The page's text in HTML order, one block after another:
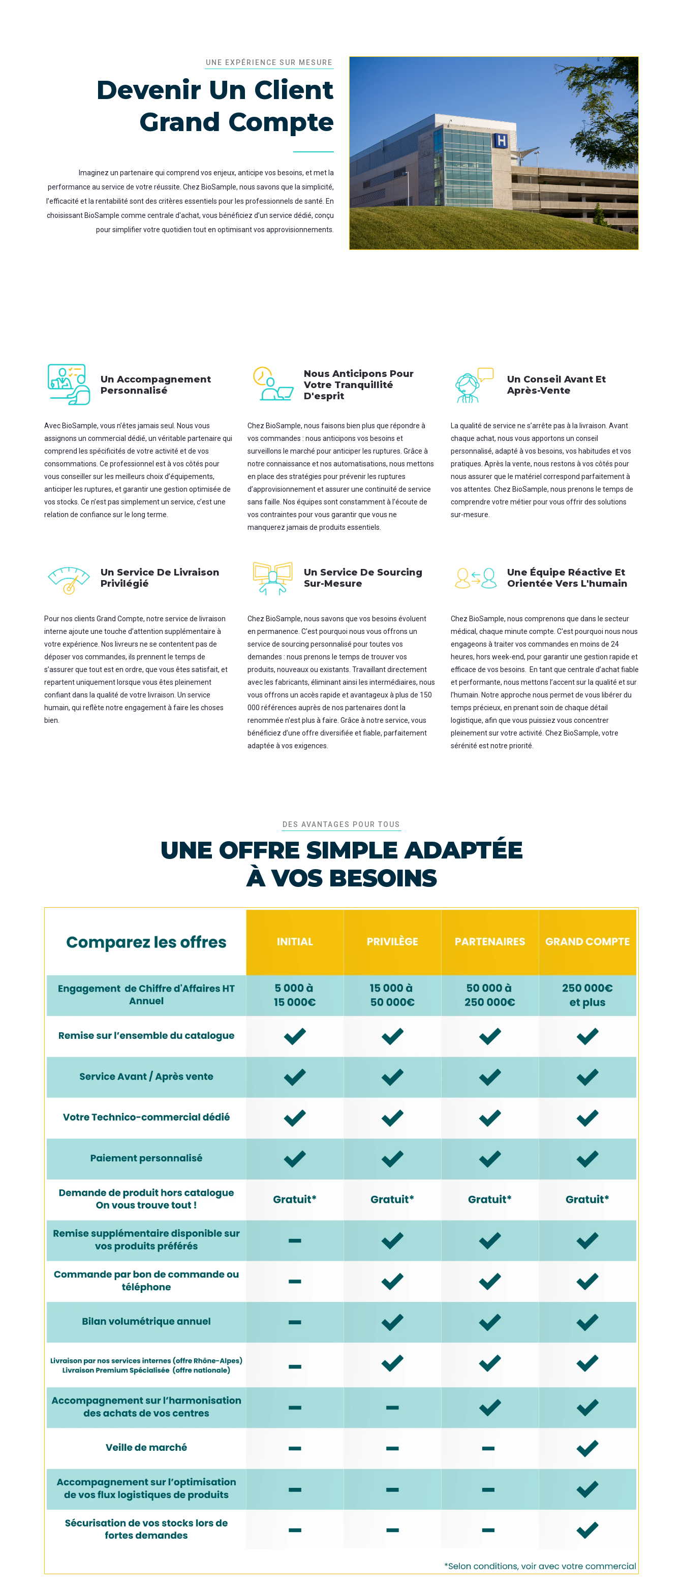
UNE EXPÉRIENCE SUR MESURE
Devenir Un Client
Grand Compte
Imaginez un partenaire qui comprend vos enjeux, anticipe vos besoins, et met la
performance au service de votre réussite. Chez BioSample, nous savons que la simplicité,
l’efficacité et la rentabilité sont des critères essentiels pour les professionnels de santé. En
choisissant BioSample comme centrale d'achat, vous bénéficiez d’un service dédié, conçu
pour simplifier votre quotidien tout en optimisant vos approvisionnements.
Un Accompagnement
Personnalisé
Avec BioSample, vous n’êtes jamais seul. Nous vous
assignons un commercial dédié, un véritable partenaire qui
comprend les spécificités de votre activité et de vos
consommations. Ce professionnel est à vos côtés pour
vous conseiller sur les meilleurs choix d’équipements,
anticiper les ruptures, et garantir une gestion optimisée de
vos stocks. Ce n’est pas simplement un service, c’est une
relation de confiance sur le long terme.
Nous Anticipons Pour
Votre Tranquillité
D'esprit
Chez BioSample, nous faisons bien plus que répondre à
vos commandes : nous anticipons vos besoins et
surveillons le marché pour anticiper les ruptures. Grâce à
notre connaissance et nos automatisations, nous mettons
en place des stratégies pour prévenir les ruptures
d’approvisionnement et assurer une continuité de service
sans faille. Nos équipes sont constamment à l’écoute de
vos contraintes pour vous garantir que vous ne
manquerez jamais de produits essentiels.
Un Conseil Avant Et
Après-Vente
La qualité de service ne s’arrête pas à la livraison. Avant
chaque achat, nous vous apportons un conseil
personnalisé, adapté à vos besoins, vos habitudes et vos
pratiques. Après la vente, nous restons à vos côtés pour
nous assurer que le matériel correspond parfaitement à
vos attentes. Chez BioSample, nous prenons le temps de
comprendre votre métier pour vous offrir des solutions
sur-mesure.
Un Service De Livraison
Privilégié
Pour nos clients Grand Compte, notre service de livraison
interne ajoute une touche d’attention supplémentaire à
votre expérience. Nos livreurs ne se contentent pas de
déposer vos commandes, ils prennent le temps de
s’assurer que tout est en ordre, que vous êtes satisfait, et
repartent uniquement lorsque vous êtes pleinement
confiant dans la qualité de votre livraison. Un service
humain, qui reflète notre engagement à faire les choses
bien.
Un Service De Sourcing
Sur-Mesure
Chez BioSample, nous savons que vos besoins évoluent
en permanence. C'est pourquoi nous vous offrons un
service de sourcing personnalisé pour toutes vos
demandes : nous prenons le temps de trouver vos
produits, nouveaux ou existants. Travaillant directement
avec les fabricants, éliminant ainsi les intermédiaires, nous
vous offrons un accès rapide et avantageux à plus de 150
000 références auprès de nos partenaires dont la
renommée n'est plus à faire. Grâce à notre service, vous
bénéficiez d’une offre diversifiée et fiable, parfaitement
adaptée à vos exigences.
Une Équipe Réactive Et
Orientée Vers L'humain
Chez BioSample, nous comprenons que dans le secteur
médical, chaque minute compte. C'est pourquoi nous nous
engageons à traiter vos commandes en moins de 24
heures, hors week-end, pour garantir une gestion rapide et
efficace de vos besoins. En tant que centrale d’achat fiable
et performante, nous mettons l’accent sur la qualité et sur
l'humain. Notre approche nous permet de vous libérer du
temps précieux, en prenant soin de chaque détail
logistique, afin que vous puissiez vous concentrer
pleinement sur votre activité. Chez BioSample, votre
sérénité est notre priorité.
DES AVANTAGES POUR TOUS
UNE OFFRE SIMPLE ADAPTÉE
À VOS BESOINS